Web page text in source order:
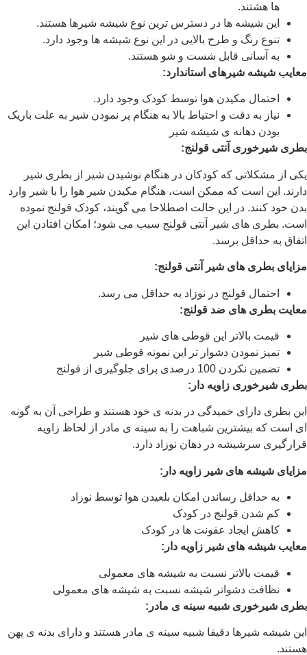
ها هشتند.
این شیشه ها در دسترس ترین نوع شیشه شیرها هستند.
تنوع رنگ و طرح بالایی در این نوع شیشه ها وجود دارد.
به آسانی قابل شست و شو هستند.
معایب شیشه شیرهای استاندارد:
احتمال مکیدن هوا توسط کودک وجود دارد.
نیاز به دقت و احتیاط بالا به هنگام پر نمودن شیر به علت باریک
بودن دهانه ی شیشه شیر
بطری شیرخوری آنتی قولنج:
یکی از مشکلاتی که کودکان در هنگام نوشیدن شیر از بطری شیر
دارند. این است که ممکن است، هنگام مکیدن شیر هوا را با شیر وارد
بدن خود کنند. در این حالت اصطلاحا می گویند، کودک قولنج نموده
است. بطری های شیر آنتی قولنج سبب می شود؛ امکان افتادن این
اتفاق به حداقل برسد.
مزایای بطری های شیر آنتی قولنج:
احتمال قولنج در نوزاد به حداقل می رسد.
معایت بطری های ضد قولنج:
قیمت بالاتر این قوطی های شیر
تمیز نمودن دشوار تر این نمونه قوطی شیر
تضمین نکردن 100 درصدی برای جلوگیری از قولنج
بطری شیرخوری زاویه دار:
این بطری دارای خمیدگی در بدنه ی خود هستند و طراحی آن به گونه
ای است که بیشترین شباهت را به سینه ی مادر از لحاظ زاویه
قرارگیری سرشیشه در دهان نوزاد دارد.
مزایای شیشه های شیر زاویه دار:
به حداقل رساندن امکان بلعیدن هوا توسط نوزاد
کم شدن قولنج در کودک
کاهش ایجاد عفونت ها در کودک
معایب شیشه های شیر زاویه دار:
قیمت بالاتر نسبت به شیشه های معمولی
نظافت دشواتر شیشه نسبت به شیشه های معمولی
بطری شیرخوری شبیه سینه ی مادر:
این شیشه شیرها دقیقا شبیه سینه ی مادر هستند و دارای بدنه ی پهن
هستند.